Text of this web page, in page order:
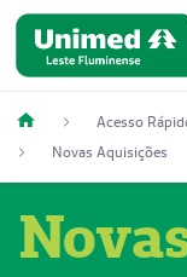
Acesso
Novas Aquisições